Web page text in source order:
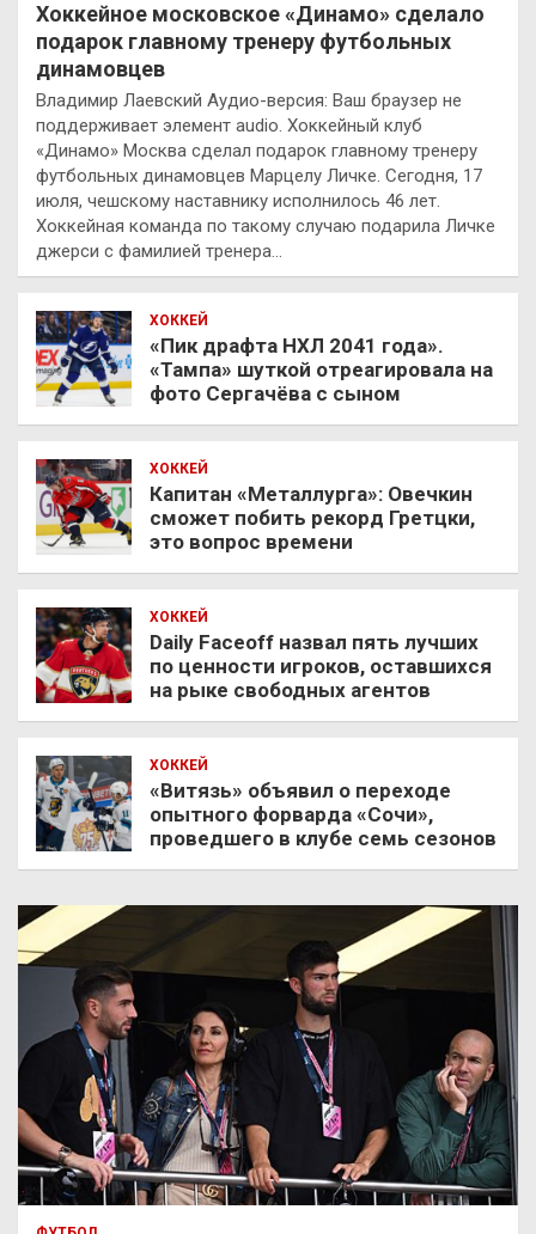
Хоккейное московское «Динамо» сделало
подарок главному тренеру футбольных
динамовцев
Владимир Лаевский Аудио-версия: Ваш браузер не
поддерживает элемент audio. Хоккейный клуб
«Динамо» Москва сделал подарок главному тренеру
футбольных динамовцев Марцелу Личке. Сегодня, 17
июля, чешскому наставнику исполнилось 46 лет.
Хоккейная команда по такому случаю подарила Личке
джерси с фамилией тренера…
ХОККЕЙ
«Пик драфта НХЛ 2041 года».
«Тампа» шуткой отреагировала на
фото Сергачёва с сыном
ХОККЕЙ
Капитан «Металлурга»: Овечкин
сможет побить рекорд Гретцки,
это вопрос времени
ХОККЕЙ
Daily Faceoff назвал пять лучших
по ценности игроков, оставшихся
на рыке свободных агентов
ХОККЕЙ
«Витязь» объявил о переходе
опытного форварда «Сочи»,
проведшего в клубе семь сезонов